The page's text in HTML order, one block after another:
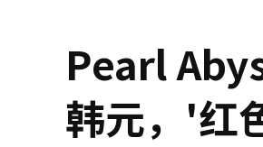
Pearl
韩元，'红